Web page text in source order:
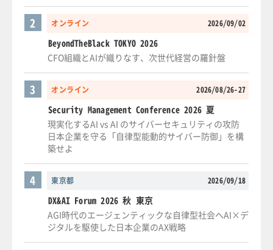
オンライン 2026/09/02
2
BeyondTheBlack TOKYO 2026
CFO組織とAIが織りなす、次世代経営の羅針盤
オンライン 2026/08/26-27
3
Security Management Conference 2026 夏
現実化するAI vs AI のサイバーセキュリティの攻防
日本企業を守る「自律型能動的サイバー防御」を構
築せよ
東京都 2026/09/18
4
DX&AI Forum 2026 秋 東京
AGI時代のエージェンティックな自律型社会へAI×デ
ジタルを駆使した日本企業のAX戦略